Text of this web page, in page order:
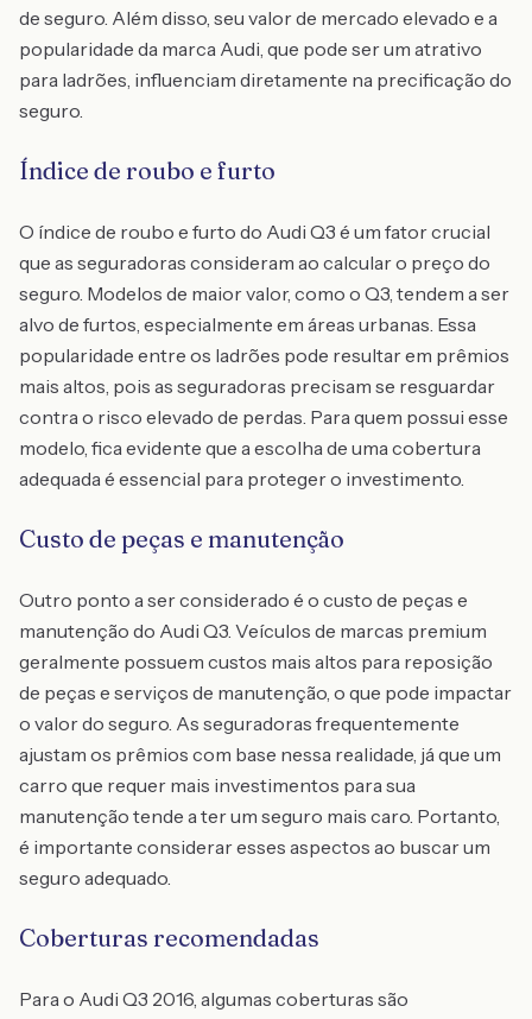
de seguro. Além disso, seu valor de mercado elevado e a
popularidade da marca Audi, que pode ser um atrativo
para ladrões, influenciam diretamente na precificação do
seguro.
Índice de roubo e furto
O índice de roubo e furto do Audi Q3 é um fator crucial
que as seguradoras consideram ao calcular o preço do
seguro. Modelos de maior valor, como o Q3, tendem a ser
alvo de furtos, especialmente em áreas urbanas. Essa
popularidade entre os ladrões pode resultar em prêmios
mais altos, pois as seguradoras precisam se resguardar
contra o risco elevado de perdas. Para quem possui esse
modelo, fica evidente que a escolha de uma cobertura
adequada é essencial para proteger o investimento.
Custo de peças e manutenção
Outro ponto a ser considerado é o custo de peças e
manutenção do Audi Q3. Veículos de marcas premium
geralmente possuem custos mais altos para reposição
de peças e serviços de manutenção, o que pode impactar
o valor do seguro. As seguradoras frequentemente
ajustam os prêmios com base nessa realidade, já que um
carro que requer mais investimentos para sua
manutenção tende a ter um seguro mais caro. Portanto,
é importante considerar esses aspectos ao buscar um
seguro adequado.
Coberturas recomendadas
Para o Audi Q3 2016, algumas coberturas são